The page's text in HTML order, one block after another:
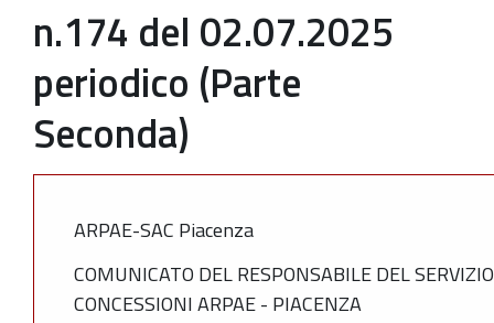
n.174 del 02.07.2025
periodico (Parte
Seconda)
ARPAE-SAC Piacenza
COMUNICATO DEL RESPONSABILE DEL
CONCESSIONI ARPAE - PIACENZA